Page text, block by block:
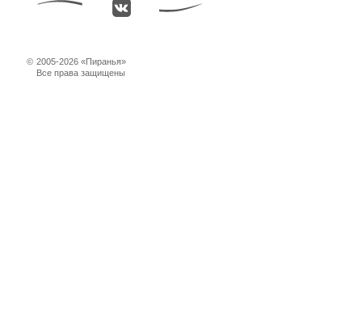
© 2005-2026 «Пиранья»
Все права защищены